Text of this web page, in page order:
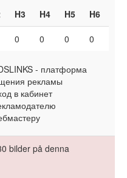
H3 H4 H5 H6
0 0 0 0
- платформа
рекламы
в кабинет
bilder på denna